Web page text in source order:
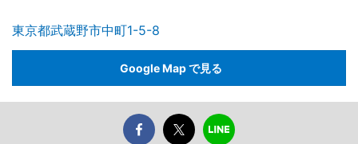
東京都武蔵野市中町1-5-8
Google Map で見る